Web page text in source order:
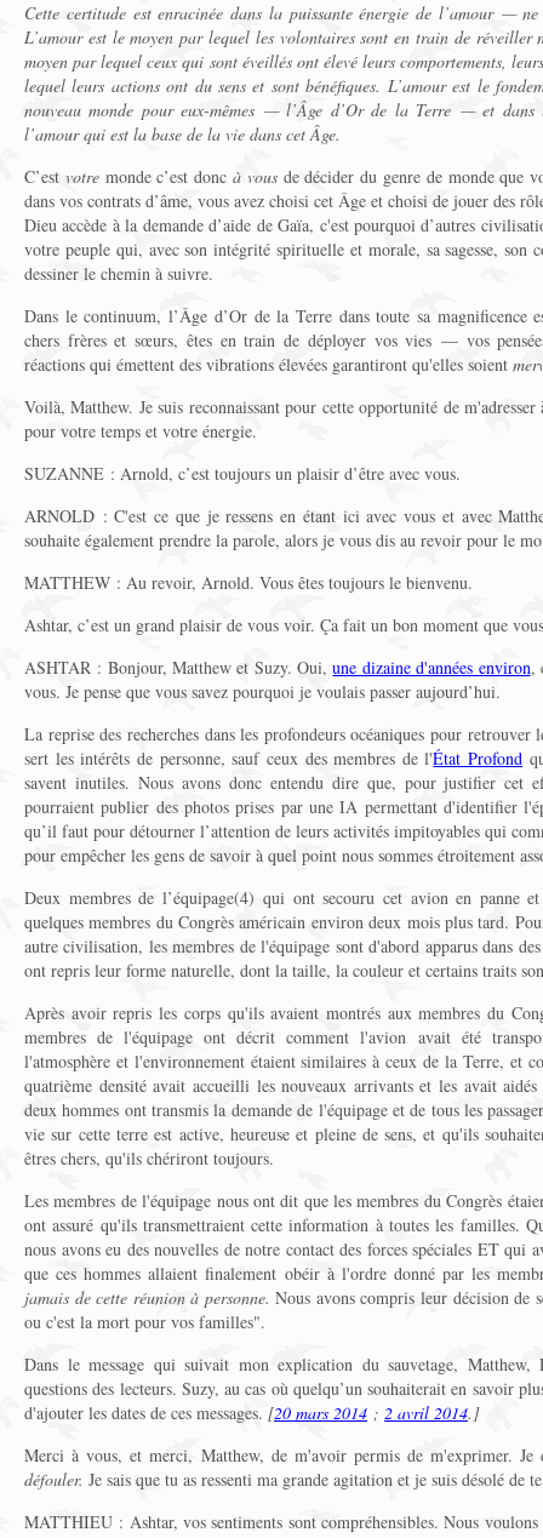
Cette certitude est enracinée dans la puissante énergie de l’amour —
L’amour est le moyen par lequel les volontaires sont en train de
moyen par lequel ceux qui sont éveillés ont élevé leurs comportements,
lequel leurs actions ont du sens et sont bénéfiques. L’amour est le
nouveau monde pour eux-mêmes — l’Âge d’Or de la Terre — et dans
l’amour qui est la base de la vie dans cet Âge.
C’est votremonde c’est donc à vousde décider du genre de monde que
dans vos contrats d’âme, vous avez choisi cet Âge et choisi de jouer des
Dieu accède à la demande d’aide de Gaïa, c'est pourquoi d’autres
votre peuple qui, avec son intégrité spirituelle et morale, sa sagesse, son
dessiner le chemin à suivre.
Dans le continuum, l’Âge d’Or de la Terre dans toute sa magnificence
chers frères et sœurs, êtes en train de déployer vos vies — vos
réactions qui émettent des vibrations élevées garantiront qu'elles soient
Voilà, Matthew. Je suis reconnaissant pour cette opportunité de
pour votre temps et votre énergie.
SUZANNE : Arnold, c’est toujours un plaisir d’être avec vous.
ARNOLD : C'est ce que je ressens en étant ici avec vous et avec
souhaite également prendre la parole, alors je vous dis au revoir pour le
MATTHEW : Au revoir, Arnold. Vous êtes toujours le bienvenu.
Ashtar, c’est un grand plaisir de vous voir. Ça fait un bon moment que
ASHTAR : Bonjour, Matthew et Suzy. Oui,une dizaine d'années environ,
vous. Je pense que vous savez pourquoi je voulais passer aujourd’hui.
La reprise des recherches dans les profondeurs océaniques pour
sert les intérêts de personne, sauf ceux des membres de l'État Profond
savent inutiles. Nous avons donc entendu dire que, pour justifier cet
pourraient publier des photos prises par une IA permettant d'identifier
qu’il faut pour détourner l’attention de leurs activités impitoyables qui
pour empêcher les gens de savoir à quel point nous sommes étroitement
Deux membres de l’équipage(4) qui ont secouru cet avion en panne et
quelques membres du Congrès américain environ deux mois plus tard.
autre civilisation, les membres de l'équipage sont d'abord apparus dans
ont repris leur forme naturelle, dont la taille, la couleur et certains traits
Après avoir repris les corps qu'ils avaient montrés aux membres du
membres de l'équipage ont décrit comment l'avion avait été
l'atmosphère et l'environnement étaient similaires à ceux de la Terre, et
quatrième densité avait accueilli les nouveaux arrivants et les avait
deux hommes ont transmis la demande de l'équipage et de tous les
vie sur cette terre est active, heureuse et pleine de sens, et qu'ils
êtres chers, qu'ils chériront toujours.
Les membres de l'équipage nous ont dit que les membres du Congrès
ont assuré qu'ils transmettraient cette information à toutes les familles.
nous avons eu des nouvelles de notre contact des forces spéciales ET
que ces hommes allaient finalement obéir à l'ordre donné par les
jamais de cette réunion à personne. Nous avons compris leur décision
ou c'est la mort pour vos familles".
Dans le message qui suivait mon explication du sauvetage,
questions des lecteurs. Suzy, au cas où quelqu’un souhaiterait en savoir
d'ajouter les dates de ces messages. [20 mars 2014 ; 2 avril 2014.]
Merci à vous, et merci, Matthew, de m'avoir permis de m'exprimer. Je
défouler. Je sais que tu as ressenti ma grande agitation et je suis désolé de
MATTHIEU : Ashtar, vos sentiments sont compréhensibles. Nous